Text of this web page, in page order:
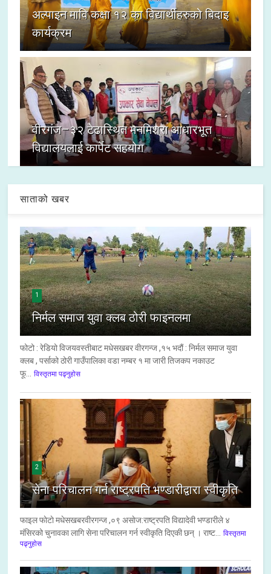
अल्पाइन मावि कक्षा १२ का विद्यार्थीहरुको बिदाइ
कार्यक्रम
वीरगंज–३२ टेढास्थित मनमिश्रा आधारभूत
विद्यालयलाई कार्पेट सहयोग
साताको खबर
1
निर्मल समाज युवा क्लब ठोरी फाइनलमा
फोटो : रेडियो विजयवस्तीबाट मधेसखबर वीरगन्ज ,१५ भदौं : निर्मल समाज युवा
क्लब , पर्साको ठोरी गाउँपालिका वडा नम्बर १ मा जारी तिजकप नकाउट
फू...
विस्तृतमा पढ्नुहोस
2
सेना परिचालन गर्न राष्ट्रपति भण्डारीद्वारा स्वीकृति
फाइल फाेटाे मधेसखबरवीरगन्ज ,०९ असाेज:राष्ट्रपति विद्यादेवी भण्डारीले ४
मंसिरको चुनावका लागि सेना परिचालन गर्न स्वीकृति दिएकी छन् । राष्ट...
विस्तृतमा
पढ्नुहोस